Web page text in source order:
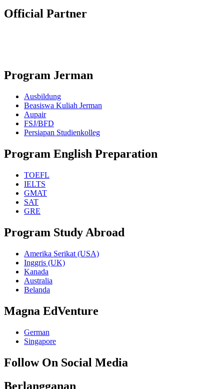
Official Partner
Program Jerman
Ausbildung
Beasiswa Kuliah Jerman
Aupair
FSJ/BFD
Persiapan Studienkolleg
Program English Preparation
TOEFL
IELTS
GMAT
SAT
GRE
Program Study Abroad
Amerika Serikat (USA)
Inggris (UK)
Kanada
Australia
Belanda
Magna EdVenture
German
Singapore
Follow On Social Media
Berlangganan